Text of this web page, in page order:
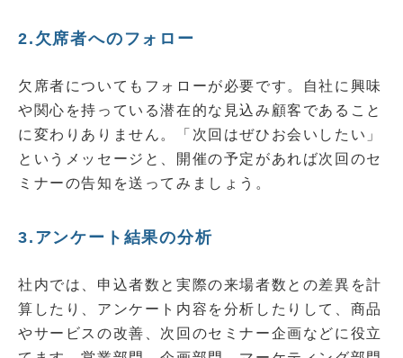
2.欠席者へのフォロー
欠席者についてもフォローが必要です。自社に興味
や関心を持っている潜在的な見込み顧客であること
に変わりありません。「次回はぜひお会いしたい」
というメッセージと、開催の予定があれば次回のセ
ミナーの告知を送ってみましょう。
3.アンケート結果の分析
社内では、申込者数と実際の来場者数との差異を計
算したり、アンケート内容を分析したりして、商品
やサービスの改善、次回のセミナー企画などに役立